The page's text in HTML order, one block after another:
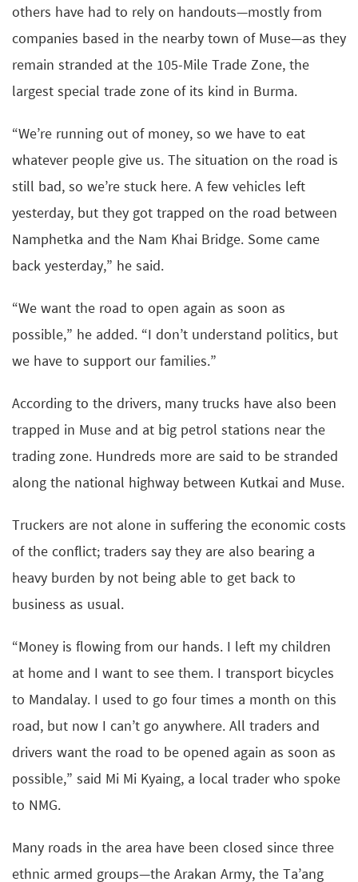
others have had to rely on handouts—mostly from
companies based in the nearby town of Muse—as they
remain stranded at the 105-Mile Trade Zone, the
largest special trade zone of its kind in Burma.
“We’re running out of money, so we have to eat
whatever people give us. The situation on the road is
still bad, so we’re stuck here. A few vehicles left
yesterday, but they got trapped on the road between
Namphetka and the Nam Khai Bridge. Some came
back yesterday,” he said.
“We want the road to open again as soon as
possible,” he added. “I don’t understand politics, but
we have to support our families.”
According to the drivers, many trucks have also been
trapped in Muse and at big petrol stations near the
trading zone. Hundreds more are said to be stranded
along the national highway between Kutkai and Muse.
Truckers are not alone in suffering the economic costs
of the conflict; traders say they are also bearing a
heavy burden by not being able to get back to
business as usual.
“Money is flowing from our hands. I left my children
at home and I want to see them. I transport bicycles
to Mandalay. I used to go four times a month on this
road, but now I can’t go anywhere. All traders and
drivers want the road to be opened again as soon as
possible,” said Mi Mi Kyaing, a local trader who spoke
to NMG.
Many roads in the area have been closed since three
ethnic armed groups—the Arakan Army, the Ta’ang